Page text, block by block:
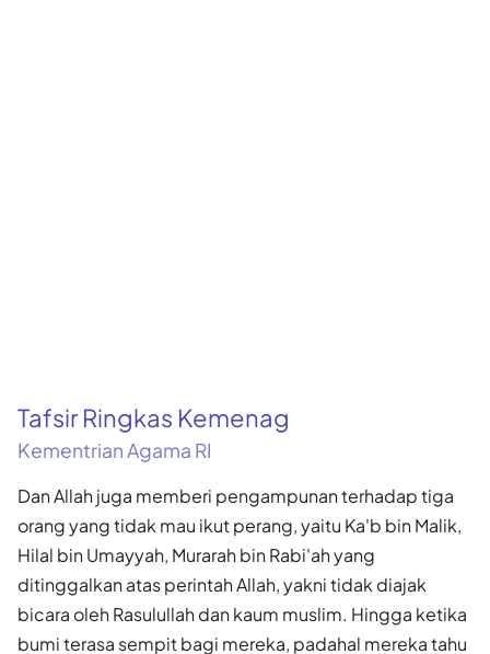
Tafsir Ringkas Kemenag
Kementrian Agama RI
Dan Allah juga memberi pengampunan terhadap tiga
orang yang tidak mau ikut perang, yaitu Ka'b bin Malik,
Hilal bin Umayyah, Murarah bin Rabi'ah yang
ditinggalkan atas perintah Allah, yakni tidak diajak
bicara oleh Rasulullah dan kaum muslim. Hingga ketika
bumi terasa sempit bagi mereka, padahal mereka tahu